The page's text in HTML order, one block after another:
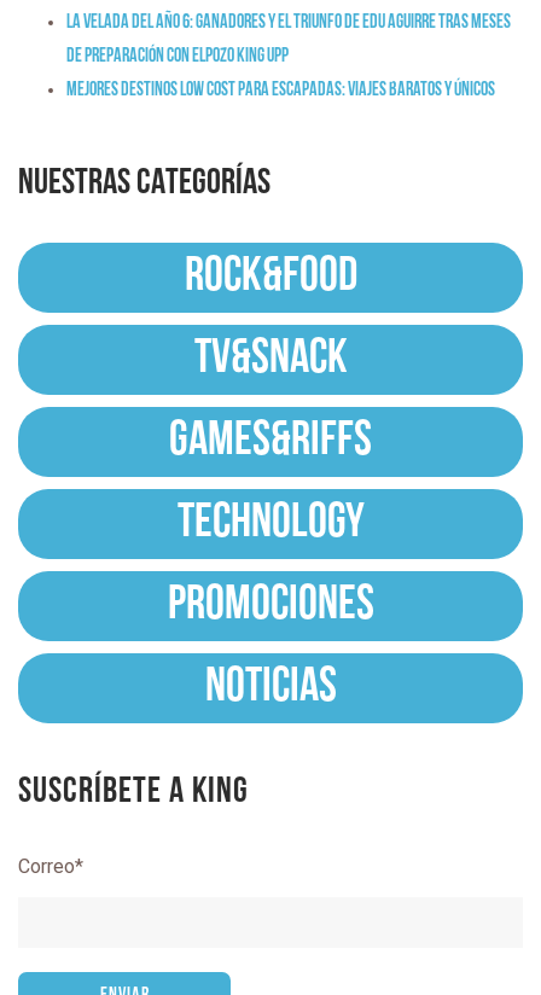
La Velada del Año 6: ganadores y el triunfo de Edu Aguirre tras meses
de preparación con ElPozo King Upp
Mejores destinos low cost para escapadas: viajes baratos y únicos
NUESTRAS CATEGORÍAS
ROCK&FOOD
TV&SNACK
GAMES&RIFFS
TECHNOLOGY
PROMOCIONES
NOTICIAS
Suscríbete a King
Correo*